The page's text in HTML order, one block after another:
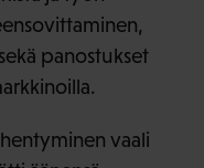
panostukset
vaali